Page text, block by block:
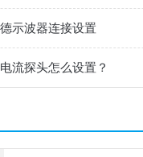
示波器连接设置
流探头怎么设置？